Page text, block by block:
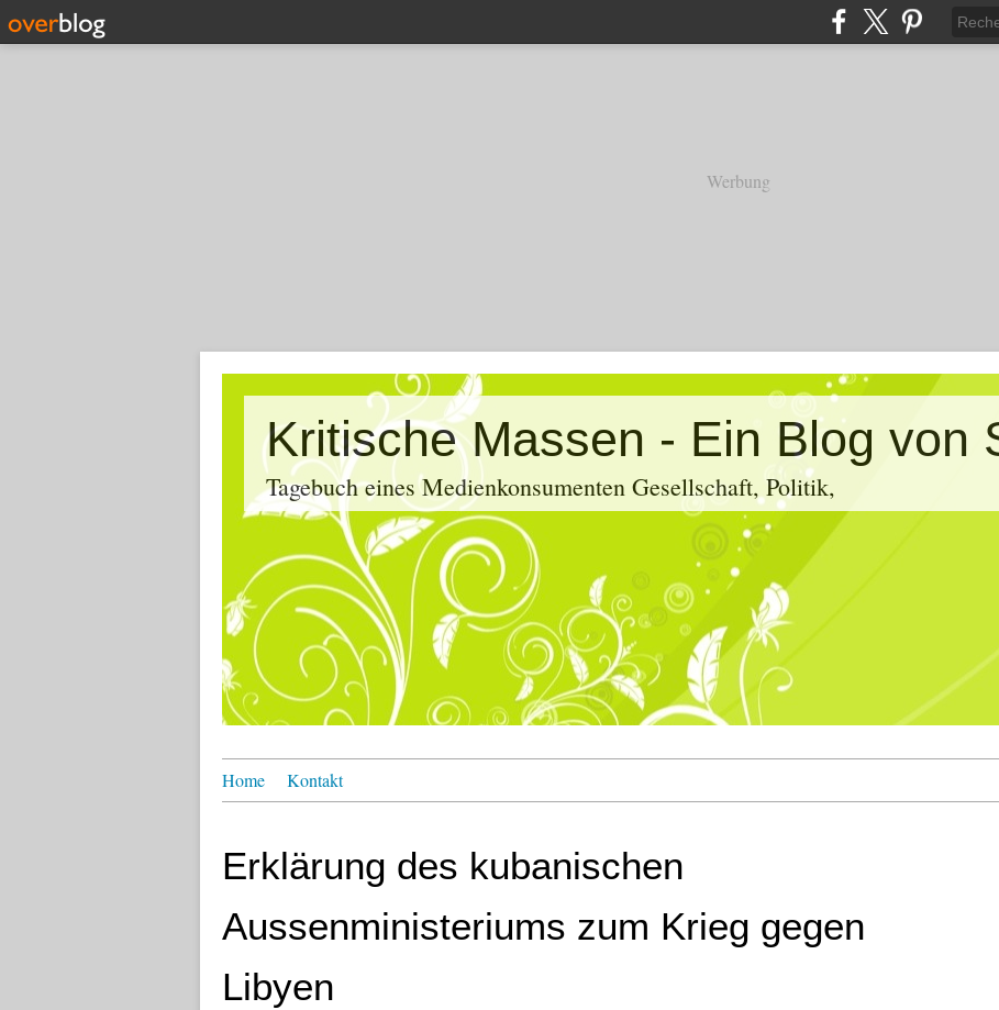
Werbung
Tagebuch eines Medienkonsumenten Gesellschaft, Politik,
Home Kontakt
Erklärung des kubanischen
Aussenministeriums zum Krieg gegen
Libyen